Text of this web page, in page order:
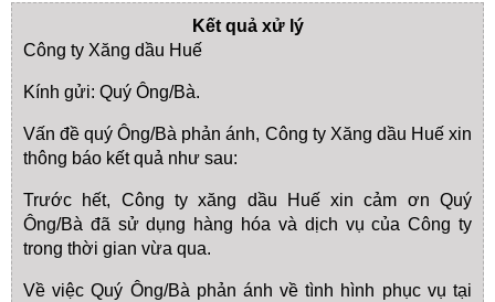
Kết quả xử lý
Công ty Xăng dầu Huế
Kính gửi: Quý Ông/Bà.
Vấn đề quý Ông/Bà phản ánh, Công ty Xăng dầu Huế xin
thông báo kết quả như sau:
Trước hết, Công ty xăng dầu Huế xin cảm ơn Quý
Ông/Bà đã sử dụng hàng hóa và dịch vụ của Công ty
trong thời gian vừa qua.
Về việc Quý Ông/Bà phản ánh về tình hình phục vụ tại